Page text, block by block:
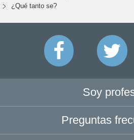
¿Qué tanto se?
Soy
Preguntas